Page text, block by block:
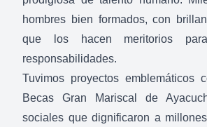
hombres bien formados, con
que los hacen meritorios
responsabilidades.
Tuvimos proyectos emblemáticos
Becas Gran Mariscal de
sociales que dignificaron a